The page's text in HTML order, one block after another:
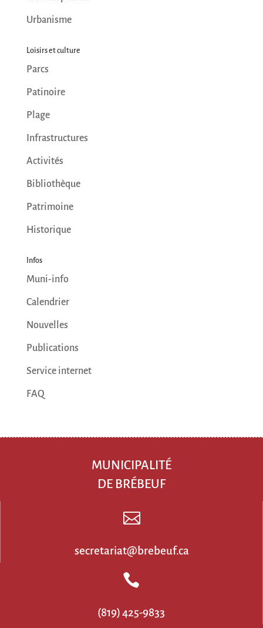
Urbanisme
Loisirs et culture
Parcs
Patinoire
Plage
Infrastructures
Activités
Bibliothèque
Patrimoine
Historique
Infos
Muni-info
Calendrier
Nouvelles
Publications
Service internet
FAQ
MUNICIPALITÉ
DE BRÉBEUF

secretariat@brebeuf.ca

(819) 425-9833